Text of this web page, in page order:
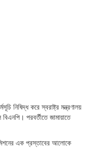
নিষিদ্ধ করে স্বরাষ্ট্র মন্ত্রণালয়
বিএনপি। পরবর্তীতে জামায়াতে
এক প্রস্তাবের আলোকে